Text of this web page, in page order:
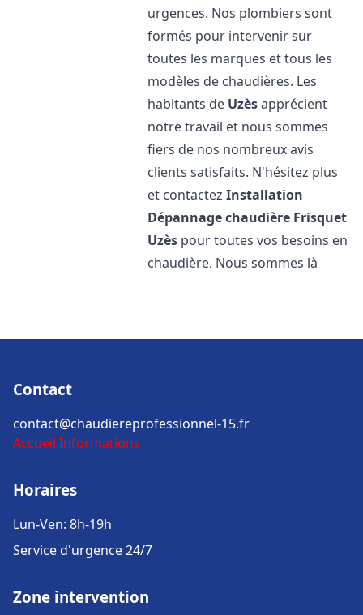
urgences. Nos plombiers sont
formés pour intervenir sur
toutes les marques et tous les
modèles de chaudières. Les
habitants de Uzèsapprécient
notre travail et nous sommes
fiers de nos nombreux avis
clients satisfaits. N'hésitez plus
et contactezInstallation
Dépannage chaudière Frisquet
Uzès pour toutes vos besoins en
chaudière. Nous sommes là
Contact
contact@chaudiereprofessionnel-15.fr
Accueil Informations
Horaires
Lun-Ven: 8h-19h
Service d'urgence 24/7
Zone intervention